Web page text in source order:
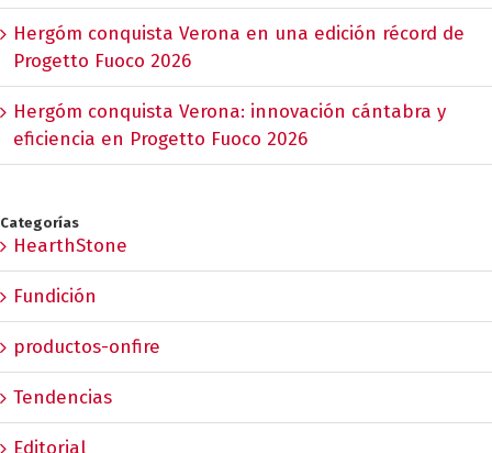
Hergóm conquista Verona en una edición récord de
Progetto Fuoco 2026
Hergóm conquista Verona: innovación cántabra y
eficiencia en Progetto Fuoco 2026
Categorías
HearthStone
Fundición
productos-onfire
Tendencias
Editorial